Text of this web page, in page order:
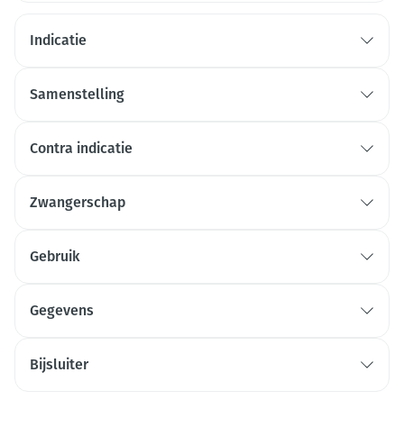
Indicatie
Samenstelling
Contra indicatie
Zwangerschap
Gebruik
Gegevens
Bijsluiter